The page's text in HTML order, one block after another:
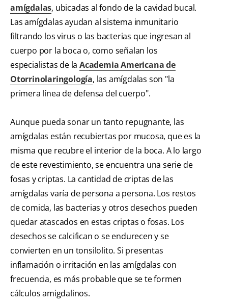
amígdalas, ubicadas al fondo de la cavidad bucal.
Las amígdalas ayudan al sistema inmunitario
filtrando los virus o las bacterias que ingresan al
cuerpo por la boca o, como señalan los
especialistas de laAcademia Americana de
Otorrinolaringología, las amígdalas son "la
primera línea de defensa del cuerpo".
Aunque pueda sonar un tanto repugnante, las
amígdalas están recubiertas por mucosa, que es la
misma que recubre el interior de la boca. A lo largo
de este revestimiento, se encuentra una serie de
fosas y criptas. La cantidad de criptas de las
amígdalas varía de persona a persona. Los restos
de comida, las bacterias y otros desechos pueden
quedar atascados en estas criptas o fosas. Los
desechos se calcifican o se endurecen y se
convierten en un tonsilolito. Si presentas
inflamación o irritación en las amígdalas con
frecuencia, es más probable que se te formen
cálculos amigdalinos.